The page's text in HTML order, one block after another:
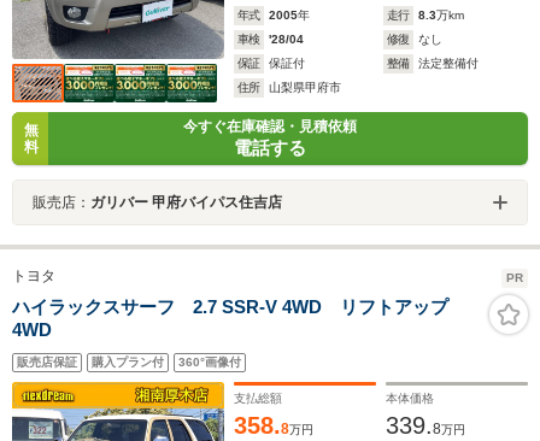
年式 2005年 走行 8.3万km
車検
'28/04 修復
なし
保証
保証付 整備
法定整備付
住所
山梨県甲府市
無
料
今すぐ在庫確認・見積依頼
電話する
販売店： ガリバー 甲府バイパス住吉店
トヨタ PR
ハイラックスサーフ 2.7 SSR-V 4WD リフトアップ
4WD
販売店保証 購入プラン付 360°画像付
支払総額
358.8万円
本体価格
339.8万円